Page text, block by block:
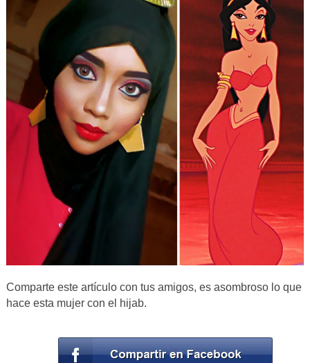
Comparte este artículo con tus amigos, es asombroso lo que
hace esta mujer con el hijab.